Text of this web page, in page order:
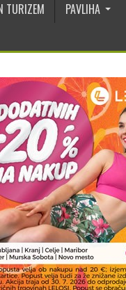
TURIZEM
PAVLIHA